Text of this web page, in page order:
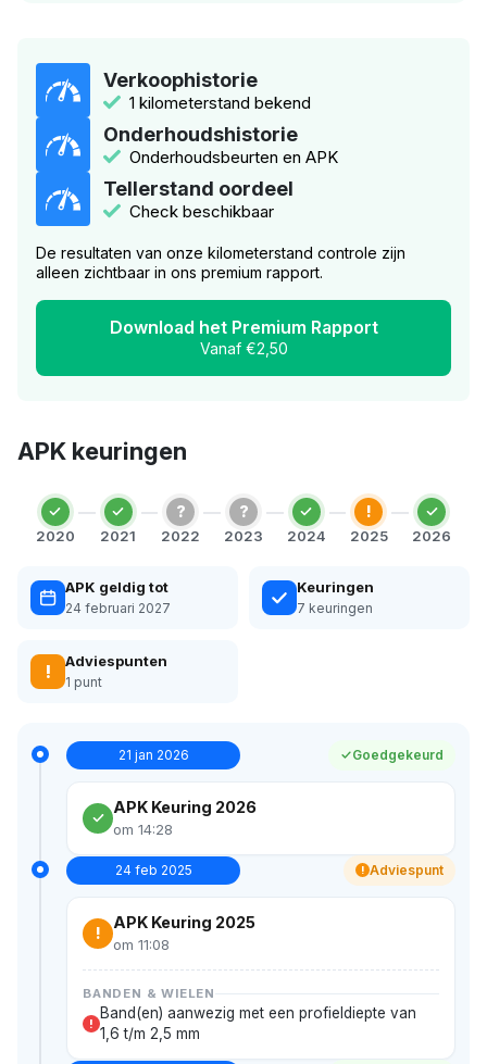
Verkoophistorie
1 kilometerstand bekend
Onderhoudshistorie
Onderhoudsbeurten en APK
Tellerstand oordeel
Check beschikbaar
De resultaten van onze kilometerstand controle zijn
alleen zichtbaar in ons premium rapport.
Download het Premium Rapport
Vanaf €2,50
APK keuringen
2020 2021
?
2022
?
2023 2024
!
2025 2026
APK geldig tot
24 februari 2027
Keuringen
7 keuringen
! Adviespunten
1 punt
21 jan 2026 Goedgekeurd
APK Keuring 2026
om 14:28
24 feb 2025 ! Adviespunt
!
APK Keuring 2025
om 11:08
BANDEN & WIELEN
!
Band(en) aanwezig met een profieldiepte van
1,6 t/m 2,5 mm